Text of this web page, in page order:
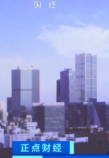
人民领袖习近平
前线
体育 直播
VIP会员